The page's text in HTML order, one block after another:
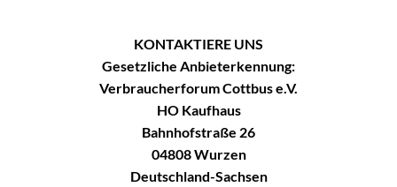
KONTAKTIERE UNS
Gesetzliche Anbieterkennung:
Verbraucherforum Cottbus e.V.
HO Kaufhaus
Bahnhofstraße 26
04808 Wurzen
Deutschland-Sachsen